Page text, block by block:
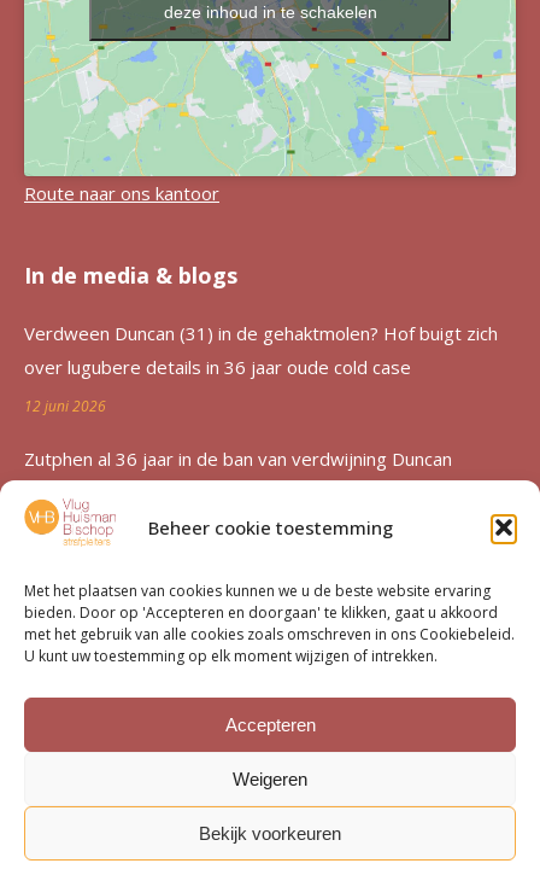
Beheer cookie toestemming
Met het plaatsen van cookies kunnen we u de beste website ervaring
bieden. Door op 'Accepteren en doorgaan' te klikken, gaat u akkoord
met het gebruik van alle cookies zoals omschreven in ons Cookiebeleid.
U kunt uw toestemming op elk moment wijzigen of intrekken.
Accepteren
Weigeren
Bekijk voorkeuren
deze inhoud in te schakelen
Route naar ons kantoor
In de media & blogs
Verdween Duncan (31) in de gehaktmolen? Hof buigt zich
over lugubere details in 36 jaar oude cold case
12 juni 2026
Zutphen al 36 jaar in de ban van verdwijning Duncan
12 juni 2026
Advocatenechtpaar Knoops bestraft door tuchtrechter om
excessief declareren
1 juni 2026
Van moord­zaak tot milieu­dossier
15 mei 2026